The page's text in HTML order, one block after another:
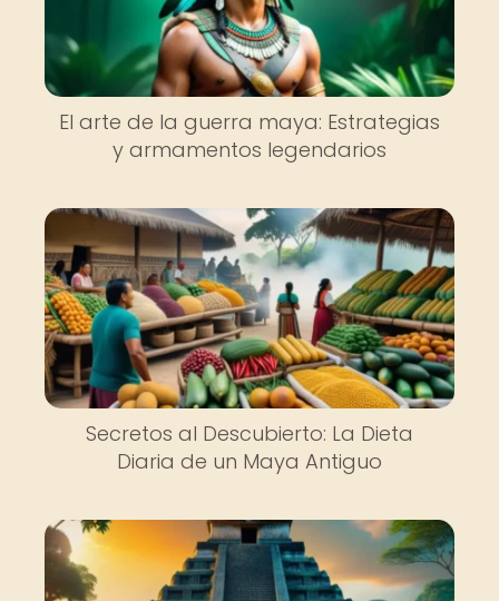
El arte de la guerra maya: Estrategias
y armamentos legendarios
Secretos al Descubierto: La Dieta
Diaria de un Maya Antiguo